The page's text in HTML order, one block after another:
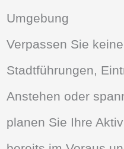
Umgebung
Verpassen Sie
Stadtführungen,
Anstehen oder
planen Sie Ihre